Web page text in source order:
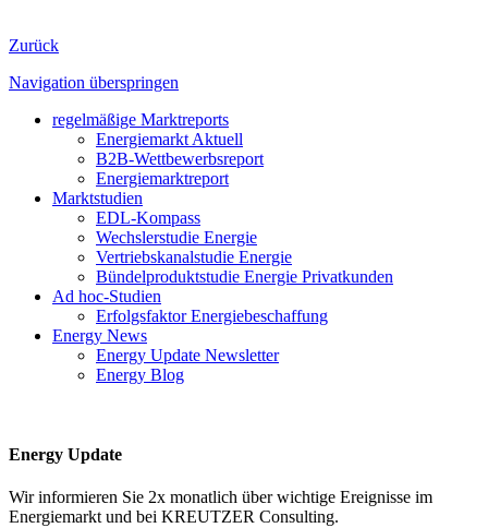
Zurück
Navigation überspringen
regelmäßige Marktreports
Energiemarkt Aktuell
B2B-Wettbewerbsreport
Energiemarktreport
Marktstudien
EDL-Kompass
Wechslerstudie Energie
Vertriebskanalstudie Energie
Bündelproduktstudie Energie Privatkunden
Ad hoc-Studien
Erfolgsfaktor Energiebeschaffung
Energy News
Energy Update Newsletter
Energy Blog
Energy Update
Wir informieren Sie 2x monatlich über wichtige Ereignisse im
Energiemarkt und bei KREUTZER Consulting.